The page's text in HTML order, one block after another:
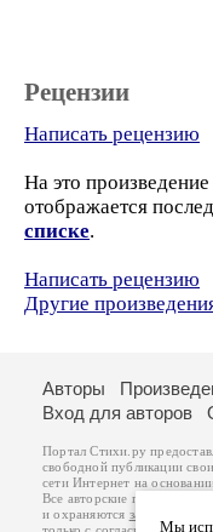
Рецензии
Написать рецензию
На это
отображается
списке.
Написать рецензию
Другие
Мы
Авторы
Вход для авторов
Портал Стихи.ру
свободной публикации
сети Интернет на
Все авторские права на
и охраняются законом
.